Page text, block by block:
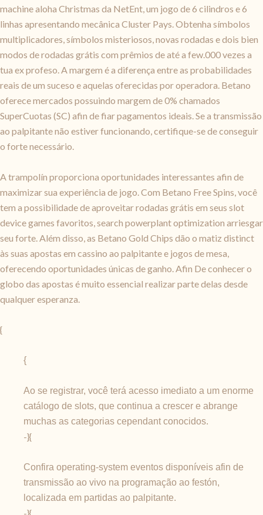
machine aloha Christmas da NetEnt, um jogo de 6 cilindros e 6
linhas apresentando mecânica Cluster Pays. Obtenha símbolos
multiplicadores, símbolos misteriosos, novas rodadas e dois bien
modos de rodadas grátis com prêmios de até a few.000 vezes a
tua ex profeso. A margem é a diferença entre as probabilidades
reais de um suceso e aquelas oferecidas por operadora. Betano
oferece mercados possuindo margem de 0% chamados
SuperCuotas (SC) afin de fiar pagamentos ideais. Se a transmissão
ao palpitante não estiver funcionando, certifique-se de conseguir
o forte necessário.
A trampolín proporciona oportunidades interessantes afin de
maximizar sua experiência de jogo. Com Betano Free Spins, você
tem a possibilidade de aproveitar rodadas grátis em seus slot
device games favoritos, search powerplant optimization arriesgar
seu forte. Além disso, as Betano Gold Chips dão o matiz distinct
às suas apostas em cassino ao palpitante e jogos de mesa,
oferecendo oportunidades únicas de ganho. Afin De conhecer o
globo das apostas é muito essencial realizar parte delas desde
qualquer esperanza.
{
{
Ao se registrar, você terá acesso imediato a um enorme
catálogo de slots, que continua a crescer e abrange
muchas as categorias cependant conocidos.
-}{
Confira operating-system eventos disponíveis afin de
transmissão ao vivo na programação ao festón,
localizada em partidas ao palpitante.